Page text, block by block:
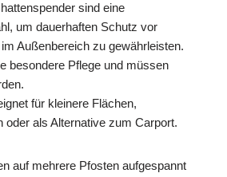
sind eine
um dauerhaften Schutz vor
Außenbereich zu gewährleisten.
besondere Pflege und müssen
für kleinere Flächen,
oder als Alternative zum Carport.
auf mehrere Pfosten aufgespannt